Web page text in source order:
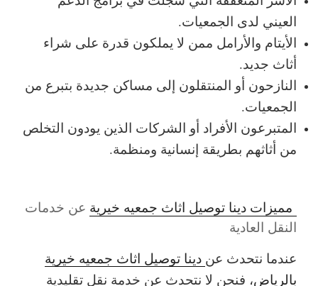
العيني لدى الجمعيات.
الأيتام والأرامل ممن لا يملكون قدرة على شراء
أثاث جديد.
النازحون أو المنتقلون إلى مساكن جديدة بتبرع من
الجمعيات.
المتبرعون الأفراد أو الشركات الذين يودون التخلص
من أثاثهم بطريقة إنسانية ومنظمة.
مميزات دينا توصيل اثاث جمعيه خيرية عن خدمات
النقل العادية
عندما نتحدث عن دينا توصيل اثاث جمعيه خيرية
بالرياض، فنحن لا نتحدث عن خدمة نقل تقليدية